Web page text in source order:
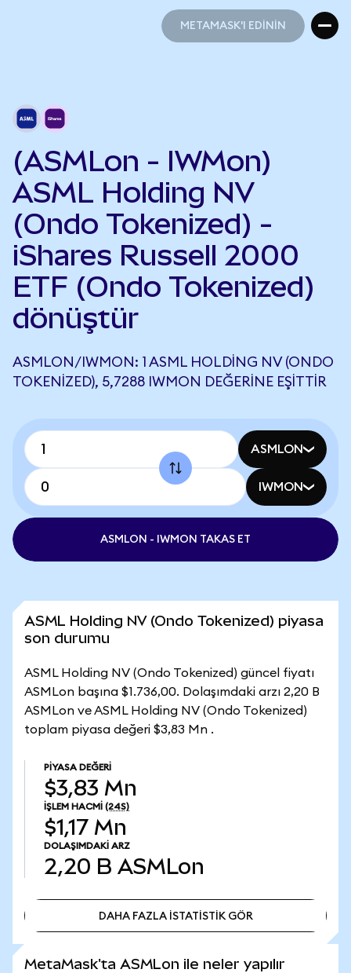
METAMASK'I EDİNİN
(ASMLon - IWMon)
ASML Holding NV
(Ondo Tokenized) -
iShares Russell 2000
ETF (Ondo Tokenized)
dönüştür
ASMLON/IWMON: 1 ASML HOLDING NV (ONDO
TOKENIZED), 5,7288 IWMON DEĞERINE EŞITTIR
ASMLON
IWMON
ASMLON - IWMON TAKAS ET
ASML Holding NV (Ondo Tokenized) piyasa
son durumu
ASML Holding NV (Ondo Tokenized) güncel fiyatı
ASMLon başına $1.736,00. Dolaşımdaki arzı 2,20 B
ASMLon ve ASML Holding NV (Ondo Tokenized)
toplam piyasa değeri $3,83 Mn .
PIYASA DEĞERI
$3,83 Mn
İŞLEM HACMI (24S)
$1,17 Mn
DOLAŞIMDAKI ARZ
2,20 B ASMLon
DAHA FAZLA İSTATİSTİK GÖR
MetaMask'ta ASMLon ile neler yapılır